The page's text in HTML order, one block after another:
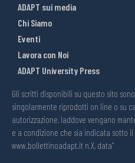
ADAPT sui media
Chi Siamo
Eventi
Lavora con Noi
ADAPT University Press
Gli scritti disponibili su questo sito
singolarmente riprodotti on line o su
autorizzazione, laddove vengano
e a condizione che sia indicata sotto
www.bollettinoadapt.it n.X, data“